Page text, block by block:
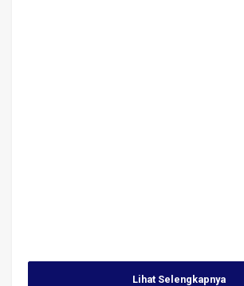
Lihat Selengkapnya